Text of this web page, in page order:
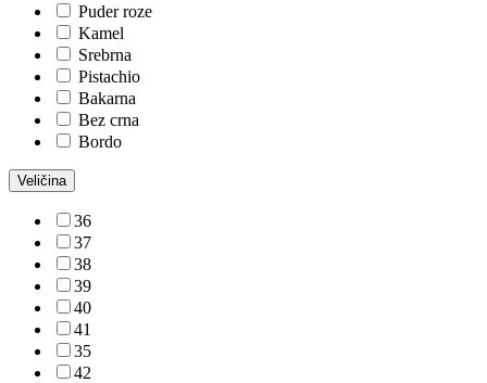
Puder roze
Kamel
Srebrna
Pistachio
Bakarna
Bez crna
Bordo
Veličina
36
37
38
39
40
41
35
42